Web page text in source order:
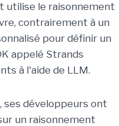
utilise le raisonnement
contrairement à un
pour définir un
appelé Strands
à l'aide de LLM.
ses développeurs ont
un raisonnement